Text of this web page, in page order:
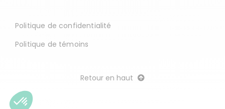
Politique de confidentialité
Politique de témoins
Retour en haut